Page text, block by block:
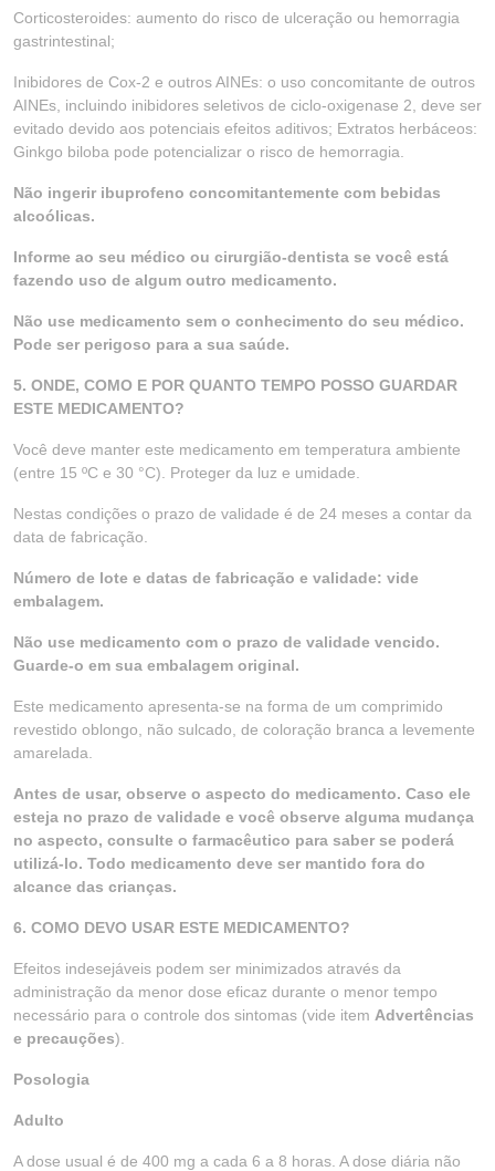
Corticosteroides: aumento do risco de ulceração ou hemorragia
gastrintestinal;
Inibidores de Cox-2 e outros AINEs: o uso concomitante de outros
AINEs, incluindo inibidores seletivos de ciclo-oxigenase 2, deve ser
evitado devido aos potenciais efeitos aditivos; Extratos herbáceos:
Ginkgo biloba pode potencializar o risco de hemorragia.
Não ingerir ibuprofeno concomitantemente com bebidas
alcoólicas.
Informe ao seu médico ou cirurgião-dentista se você está
fazendo uso de algum outro medicamento.
Não use medicamento sem o conhecimento do seu médico.
Pode ser perigoso para a sua saúde.
5. ONDE, COMO E POR QUANTO TEMPO POSSO GUARDAR
ESTE MEDICAMENTO?
Você deve manter este medicamento em temperatura ambiente
(entre 15 ºC e 30 °C). Proteger da luz e umidade.
Nestas condições o prazo de validade é de 24 meses a contar da
data de fabricação.
Número de lote e datas de fabricação e validade: vide
embalagem.
Não use medicamento com o prazo de validade vencido.
Guarde-o em sua embalagem original.
Este medicamento apresenta-se na forma de um comprimido
revestido oblongo, não sulcado, de coloração branca a levemente
amarelada.
Antes de usar, observe o aspecto do medicamento. Caso ele
esteja no prazo de validade e você observe alguma mudança
no aspecto, consulte o farmacêutico para saber se poderá
utilizá-lo. Todo medicamento deve ser mantido fora do
alcance das crianças.
6. COMO DEVO USAR ESTE MEDICAMENTO?
Efeitos indesejáveis podem ser minimizados através da
administração da menor dose eficaz durante o menor tempo
necessário para o controle dos sintomas (vide item Advertências
e precauções).
Posologia
Adulto
A dose usual é de 400 mg a cada 6 a 8 horas. A dose diária não